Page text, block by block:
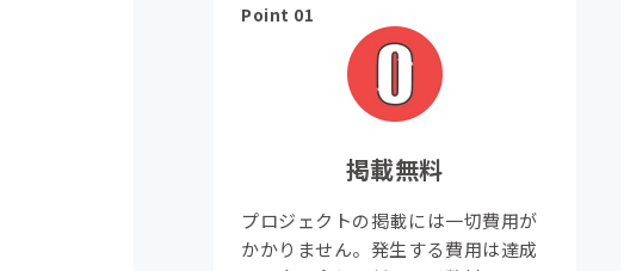
Point 01
掲載無料
プロジェクトの掲載には一切費用が
かかりません。発生する費用は達成